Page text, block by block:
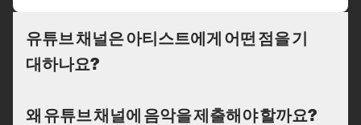
유튜브 채널은 아티스트에게 어떤 점을 기
대하나요?
왜 유튜브 채널에 음악을 제출해야 할까요?